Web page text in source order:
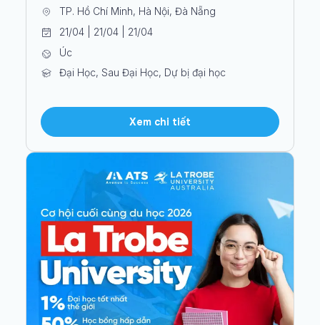
TP. Hồ Chí Minh, Hà Nội, Đà Nẵng
21/04 | 21/04 | 21/04
Úc
Đại Học, Sau Đại Học, Dự bị đại học
Xem chi tiết